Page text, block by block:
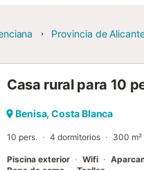
Provincia de
Casa rural para 10
Benisa, Costa Blanca
10 pers. 4 dormitorios 300 m²
Piscina exterior Wifi